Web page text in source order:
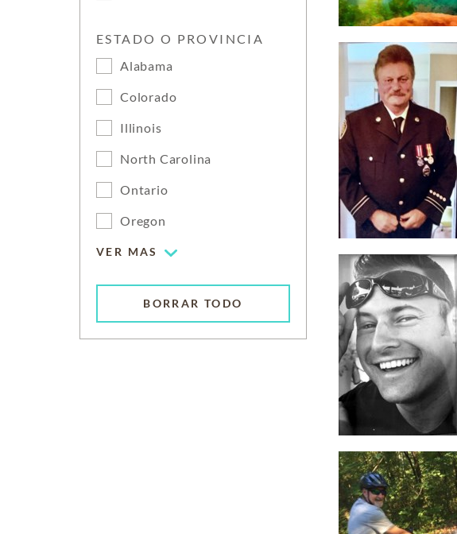
ESTADO O PROVINCIA
Alabama
Colorado
Illinois
North Carolina
Ontario
Oregon
VER MAS
BORRAR TODO